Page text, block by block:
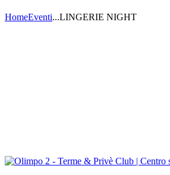
HomeEventi...LINGERIE NIGHT